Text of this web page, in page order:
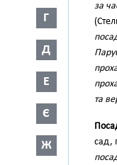
Г
Д
Е
Є
Ж
за
та
сад,